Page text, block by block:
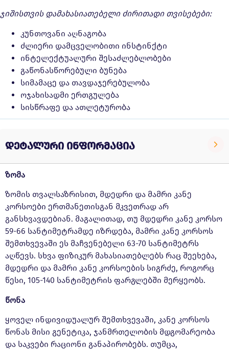
ჯიშისთვის დამახასიათებელი ძირითადი თვისებები:
კუნთოვანი აღნაგობა
ძლიერი დამცველობითი ინსტინქტი
ინტელექტუალური შესაძლებლობები
გაწონასწორებული ბუნება
სიმამაცე და თავდაჯერებულობა
ოჯახისადმი ერთგულება
სისწრაფე და ათლეტურობა
დეტალური ინფორმაცია
ზომა
ზომის თვალსაზრისით, მდედრი და მამრი კანე
კორსოები ერთმანეთისგან მკვეთრად არ
განსხვავდებიან. მაგალითად, თუ მდედრი კანე კორსო
59-66 სანტიმეტრამდე იზრდება, მამრი კანე კორსოს
შემთხვევაში ეს მაჩვენებელი 63-70 სანტიმეტრს
აღწევს. სხვა ფიზიკურ მახასიათებლებს რაც შეეხება,
მდედრი და მამრი კანე კორსოების სიგრძე, როგორც
წესი, 105-140 სანტიმეტრის ფარგლებში მერყეობს.
წონა
ყოველ ინდივიდუალურ შემთხვევაში, კანე კორსოს
წონას მისი გენეტიკა, ჯანმრთელობის მდგომარეობა
და საკვები რაციონი განაპირობებს. თუმცა,